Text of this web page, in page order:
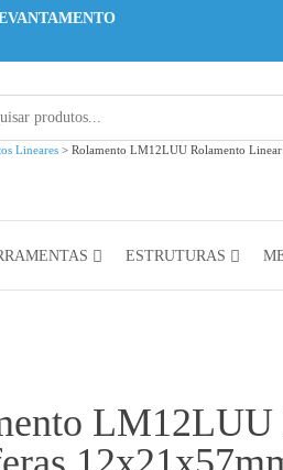
Lineares > Rolamento LM12LUU Rolamento Linear
ESTRUTURAS
LM12LUU